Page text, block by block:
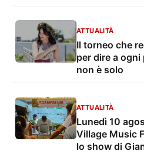
ATTUALITÀ
Il torneo che
per dire a
non è solo
ATTUALITÀ
Lunedì 10
Village Music
lo show di